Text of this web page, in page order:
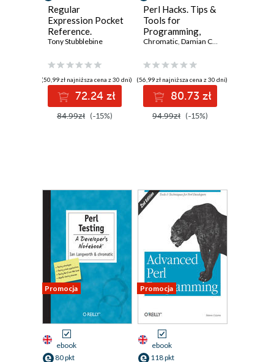
Regular
Expression Pocket
Reference.
Regular
Perl, Ruby, PHP,
Python, C, Java
and .NET. 2nd
Edition
Tony Stubblebine
(50,99 zł najniższa cena z 30 dni)
72.24 zł
84.99zł (-15%)
Perl Hacks. Tips &
Tools for
Programming,
Debugging, and
Chromatic, Damian Conway
(56,99 zł najniższa cena z 30 dni)
80.73 zł
94.99zł (-15%)
Promocja
ebook
80 pkt
Promocja
ebook
118 pkt